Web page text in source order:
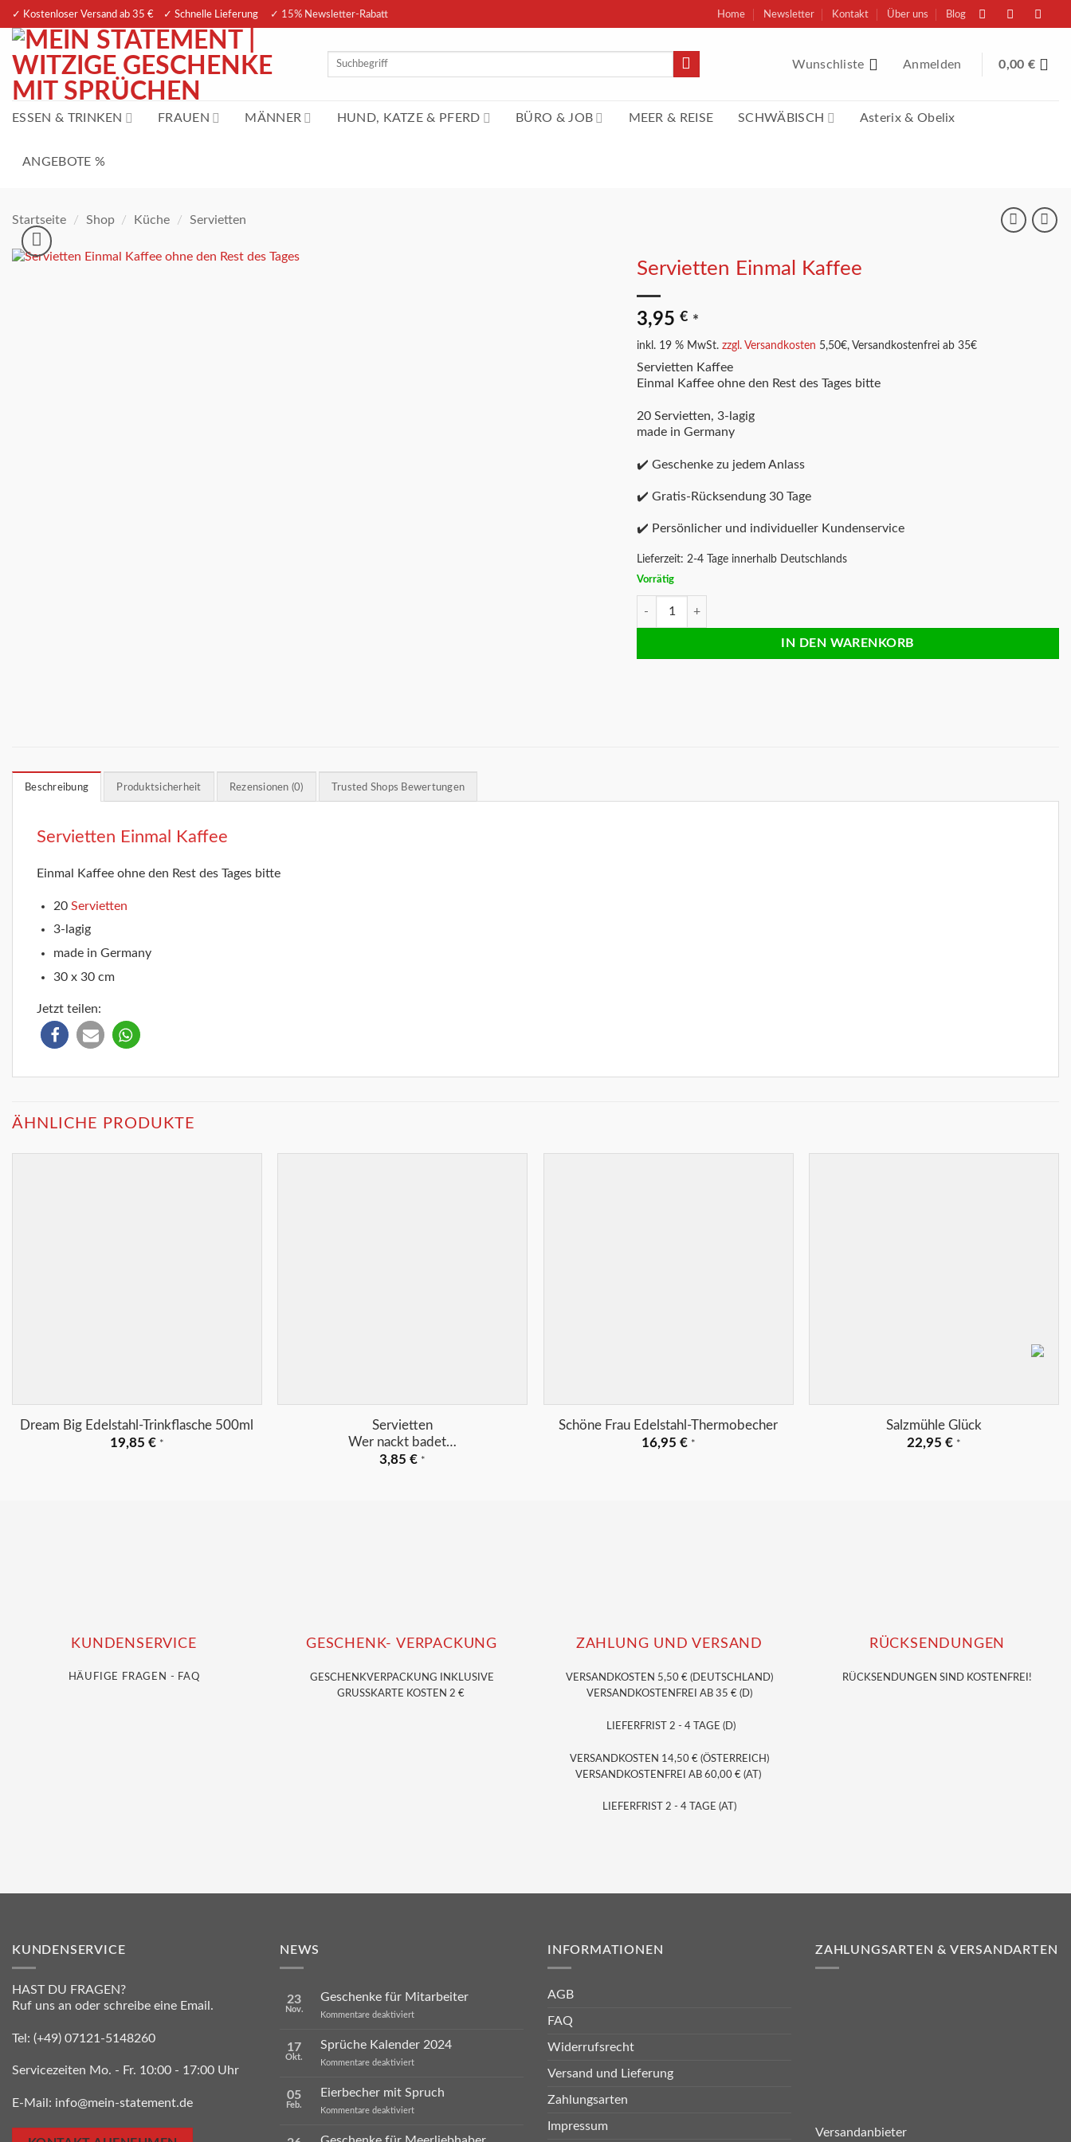
Zum
springen
✓ Kostenloser Versand ab 35 € ✓ Schnelle Lieferung ✓ 15% Newsletter-Rabatt Home Newsletter Kontakt Über uns Blog
nach:
Wunschliste Anmelden 0,00 €
ESSEN & TRINKEN FRAUEN MÄNNER HUND, KATZE & PFERD BÜRO & JOB MEER & REISE SCHWÄBISCH Asterix & Obelix
ANGEBOTE %
Startseite / Shop / Küche / Servietten
Servietten Einmal Kaffee
3,95 € *
inkl. 19 % MwSt. zzgl. Versandkosten 5,50€, Versandkostenfrei ab 35€
Servietten Kaffee
Einmal Kaffee ohne den Rest des Tages bitte
20 Servietten, 3-lagig
made in Germany
✔️ Geschenke zu jedem Anlass
✔️ Gratis-Rücksendung 30 Tage
✔️ Persönlicher und individueller Kundenservice
Lieferzeit: 2-4 Tage innerhalb Deutschlands
Vorrätig
IN DEN WARENKORB
Beschreibung Produktsicherheit Rezensionen (0) Trusted Shops Bewertungen
Servietten Einmal Kaffee
Einmal Kaffee ohne den Rest des Tages bitte
20 Servietten
3-lagig
made in Germany
30 x 30 cm
Jetzt teilen:
ÄHNLICHE PRODUKTE
Dream Big Edelstahl-Trinkflasche 500ml
19,85 € *
Servietten
Wer nackt badet…
3,85€ *
Schöne Frau Edelstahl-Thermobecher
16,95 € *
Salzmühle Glück
22,95€ *
KUNDENSERVICE
HÄUFIGE FRAGEN - FAQ
GESCHENK- VERPACKUNG
GESCHENKVERPACKUNG
INKLUSIVE
GRUSSKARTE KOSTEN 2 €
ZAHLUNG UND VERSAND
VERSANDKOSTEN 5,50 € (DEUTSCHLAND)
VERSANDKOSTENFREI AB 35 € (D)
LIEFERFRIST 2 - 4 TAGE (D)
VERSANDKOSTEN 14,50 € (ÖSTERREICH)
VERSANDKOSTENFREI AB 60,00 € (AT)
LIEFERFRIST 2 - 4 TAGE (AT)
RÜCKSENDUNGEN
RÜCKSENDUNGEN SIND KOSTENFREI!
KUNDENSERVICE
HAST DU FRAGEN?
Ruf uns an oder schreibe eine Email.
Tel: (+49) 07121-5148260
Servicezeiten Mo. - Fr. 10:00 - 17:00 Uhr
E-Mail: info@mein-statement.de
NEWS
23
Nov.
Geschenke für Mitarbeiter
Kommentare deaktiviertfür
Mitarbeiter
17
Okt.
Sprüche Kalender 2024
Kommentare deaktiviertfür
2024
05
Feb.
Eierbecher mit Spruch
Kommentare deaktiviertfür
INFORMATIONEN
AGB
FAQ
Widerrufsrecht
Versand und Lieferung
Zahlungsarten
Impressum
ZAHLUNGSARTEN & VERSANDARTEN
Versandanbieter